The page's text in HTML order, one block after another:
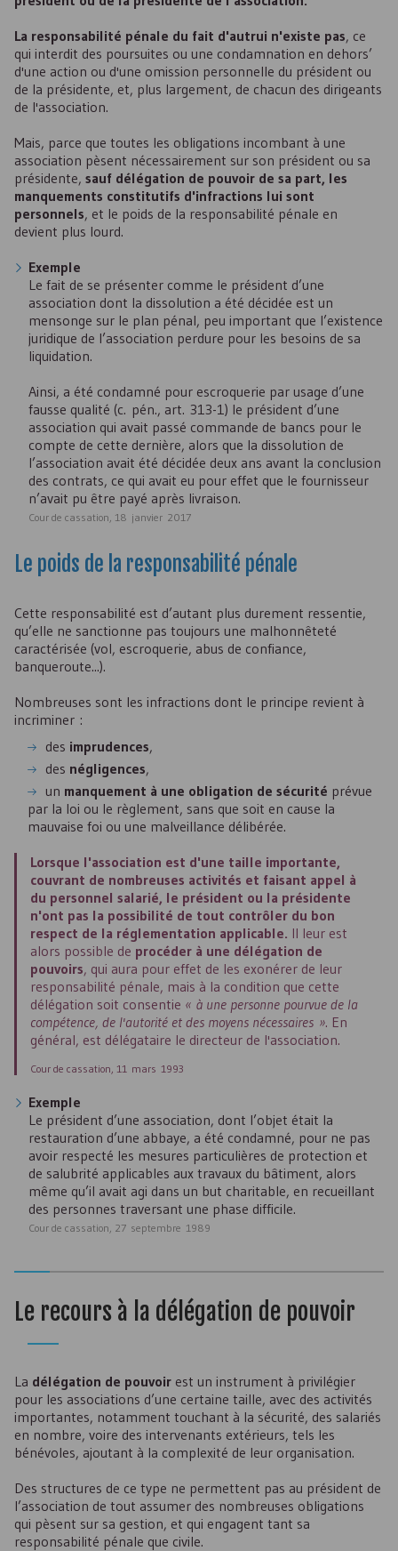
La responsabilité pénale du fait d'autrui n'existe pas, ce
qui interdit des poursuites ou une condamnation en dehors’
d'une action ou d'une omission personnelle du président ou
de la présidente, et, plus largement, de chacun des dirigeants
de l'association.
Mais, parce que toutes les obligations incombant à une
association pèsent nécessairement sur son président ou sa
présidente, sauf délégation de pouvoir de sa part, les
manquements constitutifs d'infractions lui sont
personnels, et le poids de la responsabilité pénale en
devient plus lourd.
Exemple
Le fait de se présenter comme le président d’une
association dont la dissolution a été décidée est un
mensonge sur le plan pénal, peu important que l’existence
juridique de l’association perdure pour les besoins de sa
liquidation.
Ainsi, a été condamné pour escroquerie par usage d’une
fausse qualité (c. pén., art. 313-1) le président d’une
association qui avait passé commande de bancs pour le
compte de cette dernière, alors que la dissolution de
l’association avait été décidée deux ans avant la conclusion
des contrats, ce qui avait eu pour effet que le fournisseur
n’avait pu être payé après livraison.
Cour de cassation, 18 janvier 2017
Le poids de la responsabilité pénale
Cette responsabilité est d’autant plus durement ressentie,
qu’elle ne sanctionne pas toujours une malhonnêteté
caractérisée (vol, escroquerie, abus de confiance,
banqueroute...).
Nombreuses sont les infractions dont le principe revient à
incriminer :
des imprudences,
des négligences,
un manquement à une obligation de sécurité prévue
par la loi ou le règlement, sans que soit en cause la
mauvaise foi ou une malveillance délibérée.
Lorsque l'association est d'une taille importante,
couvrant de nombreuses activités et faisant appel à
du personnel salarié, le président ou la présidente
n'ont pas la possibilité de tout contrôler du bon
respect de la réglementation applicable. Il leur est
alors possible de procéder à une délégation de
pouvoirs, qui aura pour effet de les exonérer de leur
responsabilité pénale, mais à la condition que cette
délégation soit consentie « à une personne pourvue de la
compétence, de l'autorité et des moyens nécessaires ». En
général, est délégataire le directeur de l'association.
Cour de cassation, 11 mars 1993
Exemple
Le président d’une association, dont l’objet était la
restauration d’une abbaye, a été condamné, pour ne pas
avoir respecté les mesures particulières de protection et
de salubrité applicables aux travaux du bâtiment, alors
même qu’il avait agi dans un but charitable, en recueillant
des personnes traversant une phase difficile.
Cour de cassation, 27 septembre 1989
Le recours à la délégation de pouvoir
La délégation de pouvoir est un instrument à privilégier
pour les associations d’une certaine taille, avec des activités
importantes, notamment touchant à la sécurité, des salariés
en nombre, voire des intervenants extérieurs, tels les
bénévoles, ajoutant à la complexité de leur organisation.
Des structures de ce type ne permettent pas au président de
l’association de tout assumer des nombreuses obligations
qui pèsent sur sa gestion, et qui engagent tant sa
responsabilité pénale que civile.